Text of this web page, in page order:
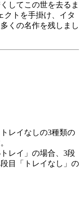
してこの世を去るま
クトを手掛け、イタ
くの名作を残しまし
レイなしの3種類の
レイ」の場合、3段
目「トレイなし」の